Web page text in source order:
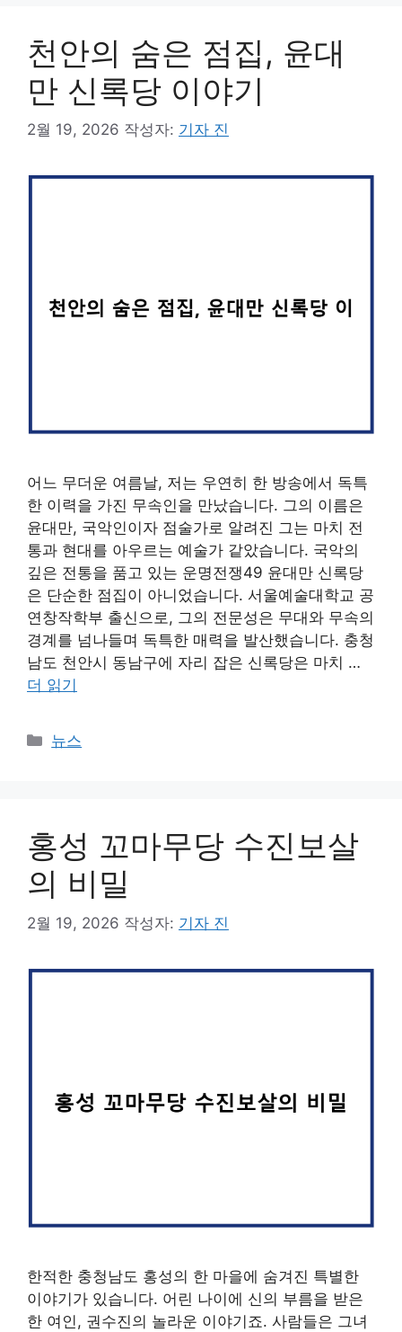
천안의 숨은 점집, 윤대
만 신록당 이야기
2월 19, 2026 작성자: 기자 진
어느 무더운 여름날, 저는 우연히 한 방송에서 독특
한 이력을 가진 무속인을 만났습니다. 그의 이름은
윤대만, 국악인이자 점술가로 알려진 그는 마치 전
통과 현대를 아우르는 예술가 같았습니다. 국악의
깊은 전통을 품고 있는 운명전쟁49 윤대만 신록당
은 단순한 점집이 아니었습니다. 서울예술대학교 공
연창작학부 출신으로, 그의 전문성은 무대와 무속의
경계를 넘나들며 독특한 매력을 발산했습니다. 충청
남도 천안시 동남구에 자리 잡은 신록당은 마치 …
더 읽기
카
뉴스
홍성 꼬마무당 수진보살
의 비밀
2월 19, 2026 작성자: 기자 진
한적한 충청남도 홍성의 한 마을에 숨겨진 특별한
이야기가 있습니다. 어린 나이에 신의 부름을 받은
한 여인, 권수진의 놀라운 이야기죠. 사람들은 그녀